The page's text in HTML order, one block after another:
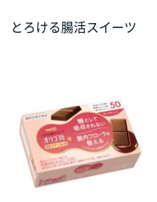
とろける腸活スイーツ